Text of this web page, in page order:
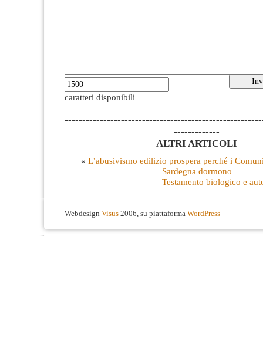
caratteri disponibili
-------------
ALTRI ARTICOLI
« L’abusivismo edilizio prospera perché i
Sardegna dormono
Testamento biologico e
Webdesign Visus 2006, su piattaforma WordPress